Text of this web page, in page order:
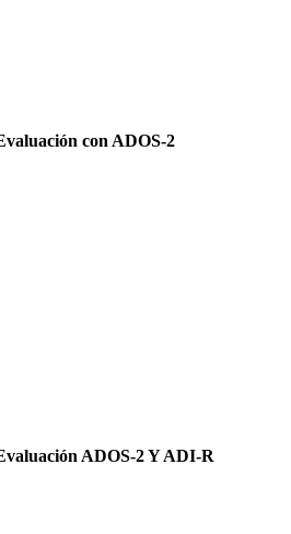
con ADOS-2
ADOS-2 Y ADI-R